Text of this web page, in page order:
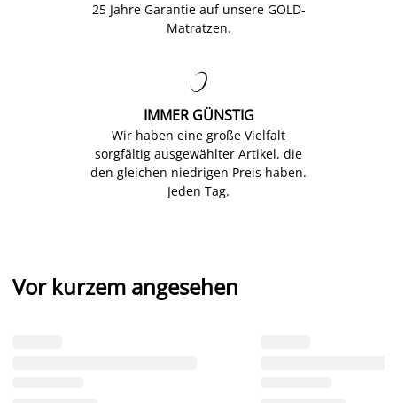
25 Jahre Garantie auf unsere GOLD-
Matratzen.

IMMER GÜNSTIG
Wir haben eine große Vielfalt
sorgfältig ausgewählter Artikel, die
den gleichen niedrigen Preis haben.
Jeden Tag.
Vor kurzem angesehen